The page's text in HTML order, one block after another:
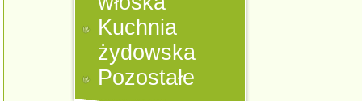
Kuchnia
żydowska
Pozostałe